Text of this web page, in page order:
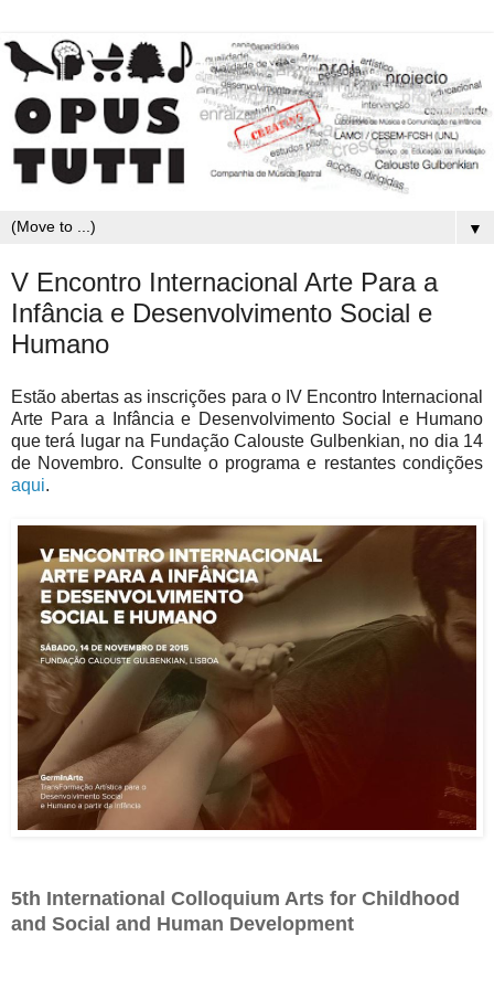
▼
V Encontro Internacional Arte Para a
Infância e Desenvolvimento Social e
Humano
Estão abertas as inscrições para o IV Encontro Internacional
Arte Para a Infância e Desenvolvimento Social e Humano
que terá lugar na Fundação Calouste Gulbenkian, no dia 14
de Novembro. Consulte o programa e restantes condições
aqui.
5th International Colloquium Arts for Childhood
and Social and Human Development